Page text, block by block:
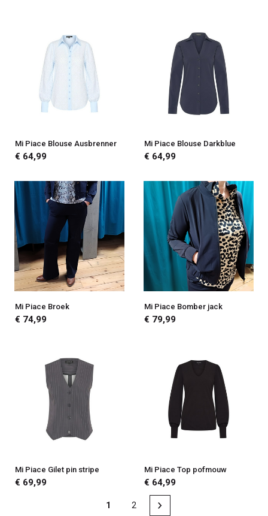
Mi Piace Blouse Ausbrenner
€ 64,99
Mi Piace Blouse Darkblue
€ 64,99
Mi Piace Broek
€ 74,99
Mi Piace Bomber jack
€ 79,99
Mi Piace Gilet pin stripe
€ 69,99
Mi Piace Top pofmouw
€ 64,99
1 2